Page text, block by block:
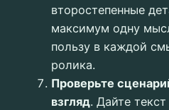
второстепенные
максимум одну
пользу в каждой
ролика.
Проверьте
взгляд. Дайте